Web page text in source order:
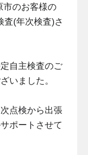
市のお客様の
査(年次検査)さ
自主検査のご
いました。
点検から出張
ポートさせて